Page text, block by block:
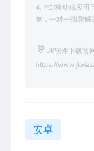
4. PC/移动端应用
单，一对一指导解
JK软件下载官网
https://
安卓